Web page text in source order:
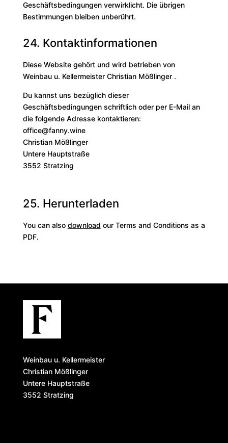
Geschäftsbedingungen verwirklicht. Die übrigen
Bestimmungen bleiben unberührt.
24. Kontaktinformationen
Diese Website gehört und wird betrieben von
Weinbau u. Kellermeister Christian Mößlinger .
Du kannst uns bezüglich dieser
Geschäftsbedingungen schriftlich oder per E-Mail an
die folgende Adresse kontaktieren:
office@fanny.wine
Christian Mößlinger
Untere Hauptstraße
3552 Stratzing
25. Herunterladen
You can also download our Terms and Conditions as a
PDF.
Weinbau u. Kellermeister
Christian Mößlinger
Untere Hauptstraße
3552 Stratzing